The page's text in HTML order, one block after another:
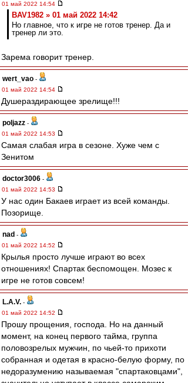
01 май 2022 14:54
BAV1982 » 01 май 2022 14:42
Но главное, что к игре не готов тренер. Да и
тренер ли это.
Зарема говорит тренер.
wert_vao -
01 май 2022 14:54
Душераздирающее зрелище!!!
poljazz -
01 май 2022 14:53
Самая слабая игра в сезоне. Хуже чем с
Зенитом
doctor3006 -
01 май 2022 14:53
У нас один Бакаев играет из всей команды.
Позорище.
nad -
01 май 2022 14:52
Крылья просто лучше играют во всех
отношениях! Спартак беспомощен. Мозес к
игре не готов совсем!
L.А.V. -
01 май 2022 14:52
Прошу прощения, господа. Но на данный
момент, на конец первого тайма, группа
половозрелых мужчин, по чьей-то прихоти
собранная и одетая в красно-белую форму, по
недоразумению называемая "спартаковцами",